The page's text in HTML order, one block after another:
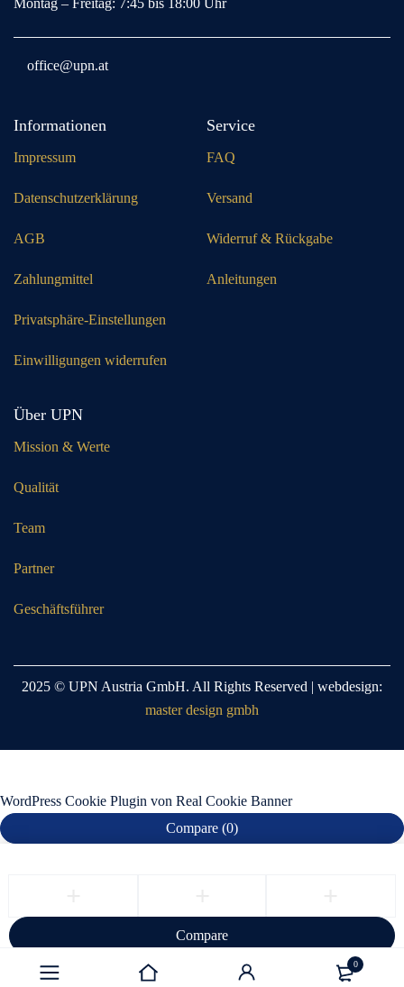
0
Montag – Freitag: 7:45 bis 18:00 Uhr
office@upn.at
Informationen
Impressum
Datenschutzerklärung
AGB
Zahlungmittel
Privatsphäre-Einstellungen
Einwilligungen widerrufen
Service
FAQ
Versand
Widerruf & Rückgabe
Anleitungen
Über UPN
Mission & Werte
Qualität
Team
Partner
Geschäftsführer
2025 © UPN Austria GmbH. All Rights Reserved | webdesign:
master design gmbh
WordPress Cookie Plugin von Real Cookie Banner
Compare (0)
Compare
Remove all products